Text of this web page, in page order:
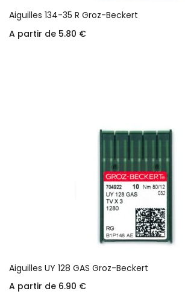
Aiguilles 134-35 R Groz-Beckert
A partir de 5.80 €
Aiguilles UY 128 GAS Groz-Beckert
A partir de 6.90 €